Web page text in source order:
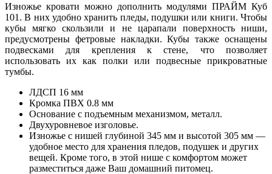
Изножье кровати можно дополнить модулями ПРАЙМ Куб
101. В них удобно хранить пледы, подушки или книги. Чтобы
кубы мягко скользили и не царапали поверхность ниши,
предусмотрены фетровые накладки. Кубы также оснащены
подвесками для крепления к стене, что позволяет
использовать их как полки или подвесные прикроватные
тумбы.
ЛДСП 16 мм
Кромка ПВХ 0.8 мм
Основание с подъемным механизмом, металл.
Двухуровневое изголовье.
Изножье с нишей глубиной 345 мм и высотой 305 мм —
удобное место для хранения пледов, подушек и других
вещей. Кроме того, в этой нише с комфортом может
разместиться даже Ваш домашний питомец.